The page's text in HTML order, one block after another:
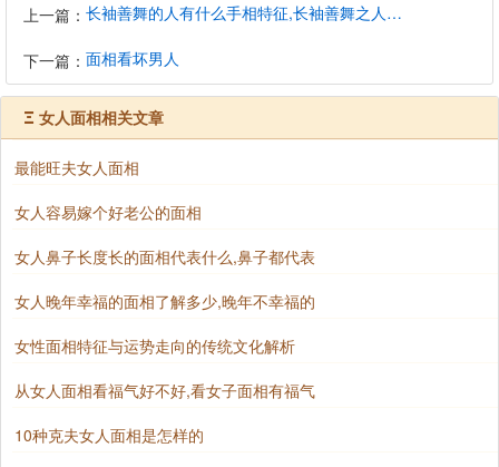
六、鼻子高挺的女人女人的鼻子高挺的话，表示
是个做少奶奶的命，且很有贵气，就算自己的事业没有
很大的成就，但是鼻子高挺的女人能够帮助自己丈夫的
事业步步高升，能够促使自己的丈夫不断的奋斗，不断
向前追求梦想，这种女人旺夫，如果这种面相的女人还
没结婚只是在恋爱期，那么就会催旺自己的男朋友的运
势，是男友的运势变得更好。
总的来说，在相术的世界里，富贵的女性面相往
整齐、气质的端庄、眉宇间的神采等。然而，无论面相
如何，最重要的还是个人的修养和努力。相术或许能给
人一些启示，但决定一个人一生命运的，始终还是她自
上一篇： 长袖善舞的人有什么手相特征,长袖善舞之人的个性特征
下一篇： 面相看坏男人
Ξ 女人面相相关文章
最能旺夫女人面相
女人容易嫁个好老公的面相
女人鼻子长度长的面相代表什么,鼻子都代表
女人晚年幸福的面相了解多少,晚年不幸福的
女性面相特征与运势走向的传统文化解析
从女人面相看福气好不好,看女子面相有福气
10种克夫女人面相是怎样的